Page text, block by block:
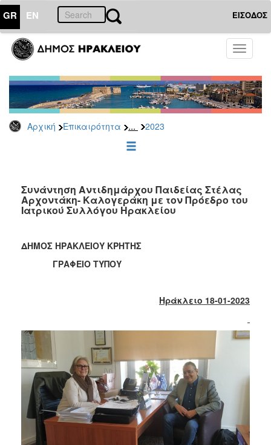
GR EN ΕΙΣΟΔΟΣ
Toggle
Αρχική Επικαιρότητα ... 2023
ΕΠΙΚΑΙΡΟΤΗΤΑ
Τύπου
Αρχείο
2026
2025
2022
2021
2019
2018
2013
2012
2011
2010
2006
Συνάντηση Αντιδημάρχου Παιδείας Στέλας
Αρχοντάκη- Καλογεράκη με τον Πρόεδρο του
Ιατρικού Συλλόγου Ηρακλείου
ΔΗΜΟΣ ΗΡΑΚΛΕΙΟΥ ΚΡΗΤΗΣ
ΓΡΑΦΕΙΟ ΤΥΠΟΥ
Ηράκλειο 18-01-2023